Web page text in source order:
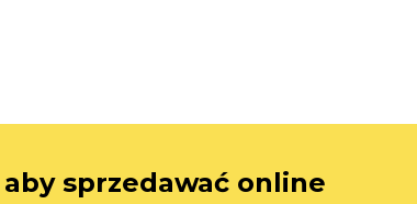
sprzedawać online